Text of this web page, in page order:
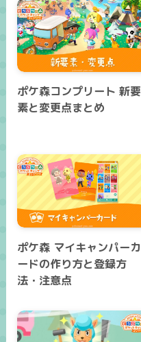
ポケ森コンプリート 新要
素と変更点まとめ
ポケ森 マイキャンパーカ
ードの作り方と登録方
法・注意点